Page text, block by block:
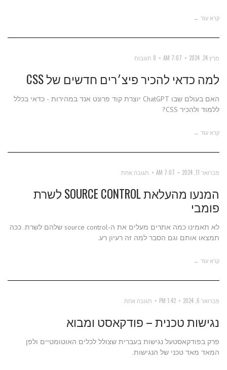
קרא עוד ←
מרץ 24, 2024 7:07 AM 8 תגובות
למה כדאי להכיר פיצ׳רים חדשים של CSS
האם בעולם שבו ChatGPT יוצרת קוד פרונט אנד במהירות - כדאי בכלל
ללמוד ולהכיר CSS?
קרא עוד ←
פברואר 11, 2024 7:07 AM תגובה אחת
המנעו מהעלאת SOURCE CONTROL לשרת
פומבי
לא תאמינו כמה אתרים מעלים את ה-source control שלהם לשרת. ככה
תמצאו אותם וגם הסבר למה זה רעיון רע.
קרא עוד ←
פברואר 6, 2024 1:42 PM תגובה אחת
נגישות טכנית – פודקאסט ומבוא
פרק בפודקאסטעל נגישות בעברית שצולל לכלים האוטומטיים ולפן
המאד מאד טכני של הנגישות.